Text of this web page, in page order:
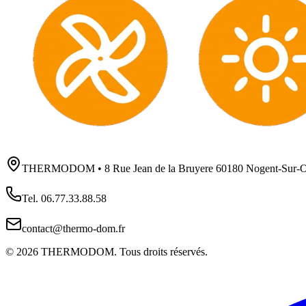
THERMODOM • 8 Rue Jean de la Bruyere 60180 Nogent-Sur-
Tel. 06.77.33.88.58
contact@thermo-dom.fr
© 2026 THERMODOM. Tous droits réservés.